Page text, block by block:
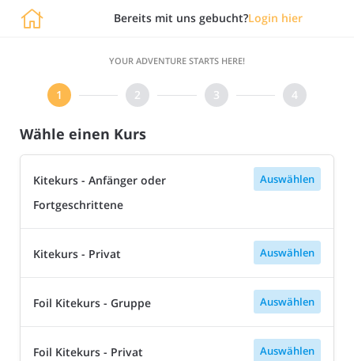
 Bereits mit uns gebucht?Login hier
YOUR ADVENTURE STARTS HERE!
Wähle einen Kurs
Auswählen
Kitekurs - Anfänger oder
Fortgeschrittene
Auswählen
Kitekurs - Privat
Auswählen
Foil Kitekurs - Gruppe
Auswählen
Foil Kitekurs - Privat